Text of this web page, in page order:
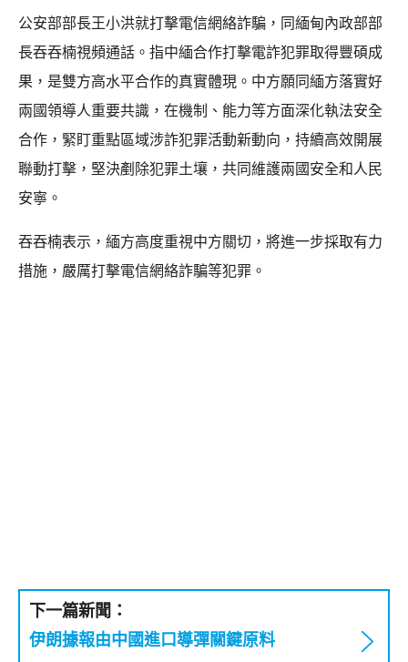
公安部部長王小洪就打擊電信網絡詐騙，同緬甸內政部部
長吞吞楠視頻通話。指中緬合作打擊電詐犯罪取得豐碩成
果，是雙方高水平合作的真實體現。中方願同緬方落實好
兩國領導人重要共識，在機制、能力等方面深化執法安全
合作，緊盯重點區域涉詐犯罪活動新動向，持續高效開展
聯動打擊，堅決剷除犯罪土壤，共同維護兩國安全和人民
安寧。
吞吞楠表示，緬方高度重視中方關切，將進一步採取有力
措施，嚴厲打擊電信網絡詐騙等犯罪。
下一篇新聞：
伊朗據報由中國進口導彈關鍵原料